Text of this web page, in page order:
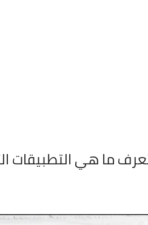
ما هي التطبيقات